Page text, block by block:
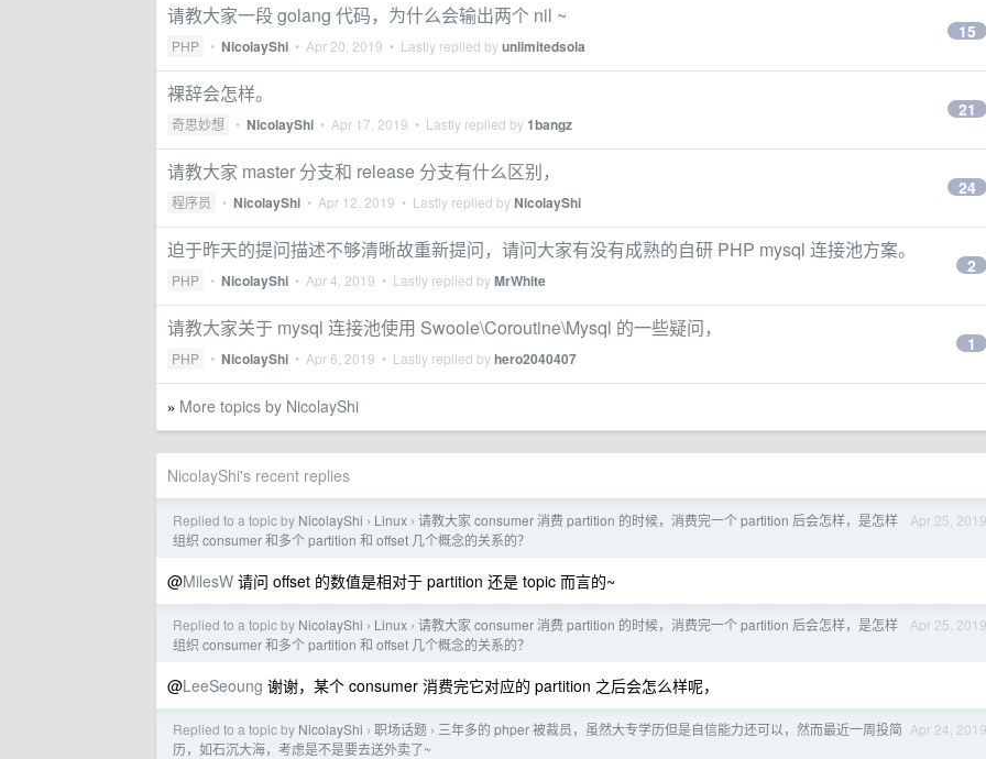
请教大家一段 golang 代码，为什么会输出两个 nil ~
PHP • NicolayShi • Apr 20, 2019 • Lastly replied byunlimitedsola
15
裸辞会怎样。
奇思妙想 • NicolayShi • Apr 17, 2019 • Lastly replied by1bangz
21
请教大家 master 分支和 release 分支有什么区别，
程序员 • NicolayShi • Apr 12, 2019 • Lastly replied byNicolayShi
24
迫于昨天的提问描述不够清晰故重新提问，请问大家有没有成熟的自研 PHP mysql 连接池方案。
PHP • NicolayShi • Apr 4, 2019 • Lastly replied byMrWhite
2
请教大家关于 mysql 连接池使用 Swoole\Coroutine\Mysql 的一些疑问，
PHP • NicolayShi • Apr 6, 2019 • Lastly replied byhero2040407
1
» More topics by NicolayShi
NicolayShi's recent replies
Apr 25, 2019
Replied to a topic by NicolayShi › Linux › 请教大家 consumer 消费 partition 的时候，消费完一个 partition 后会怎样，是怎样
组织 consumer 和多个 partition 和 offset 几个概念的关系的？
@MilesW 请问 offset 的数值是相对于 partition 还是 topic 而言的~
Apr 25, 2019
Replied to a topic by NicolayShi › Linux › 请教大家 consumer 消费 partition 的时候，消费完一个 partition 后会怎样，是怎样
组织 consumer 和多个 partition 和 offset 几个概念的关系的？
@LeeSeoung 谢谢，某个 consumer 消费完它对应的 partition 之后会怎么样呢，
Apr 24, 2019
Replied to a topic by NicolayShi › 职场话题 › 三年多的 phper 被裁员，虽然大专学历但是自信能力还可以，然而最近一周投简
历，如石沉大海，考虑是不是要去送外卖了~